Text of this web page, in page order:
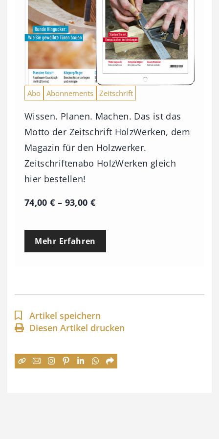
Abo Abonnements Zeitschrift
Wissen. Planen. Machen. Das ist das
Motto der Zeitschrift HolzWerken, dem
Magazin für den Holzwerker.
Zeitschriftenabo HolzWerken gleich
hier bestellen!
74,00€ – 93,00 €P
e
p
a
n
e
Mehr Erfahren
Artikel speichern
Diesen Artikel drucken